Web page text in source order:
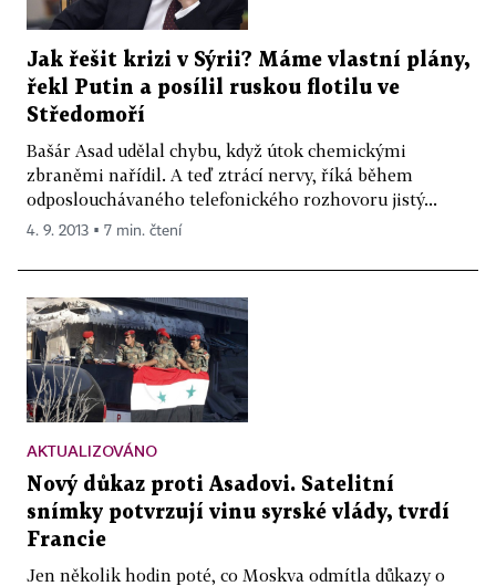
Jak řešit krizi v Sýrii? Máme vlastní plány,
řekl Putin a posílil ruskou flotilu ve
Středomoří
Bašár Asad udělal chybu, když útok chemickými
zbraněmi nařídil. A teď ztrácí nervy, říká během
odposlouchávaného telefonického rozhovoru jistý...
4. 9. 2013 ▪ 7 min. čtení
AKTUALIZOVÁNO
Nový důkaz proti Asadovi. Satelitní
snímky potvrzují vinu syrské vlády, tvrdí
Francie
Jen několik hodin poté, co Moskva odmítla důkazy o